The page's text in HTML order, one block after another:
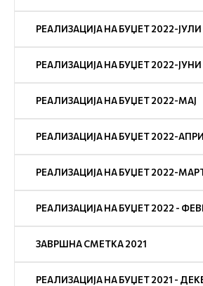
РЕАЛИЗАЦИЈА НА БУЏЕТ 2022-ЈУЛИ
РЕАЛИЗАЦИЈА НА БУЏЕТ 2022-ЈУНИ
РЕАЛИЗАЦИЈА НА БУЏЕТ 2022-МАЈ
РЕАЛИЗАЦИЈА НА БУЏЕТ 2022-
РЕАЛИЗАЦИЈА НА БУЏЕТ 2022-
РЕАЛИЗАЦИЈА НА БУЏЕТ 2022 -
ЗАВРШНА СМЕТКА 2021
РЕАЛИЗАЦИЈА НА БУЏЕТ 2021 -